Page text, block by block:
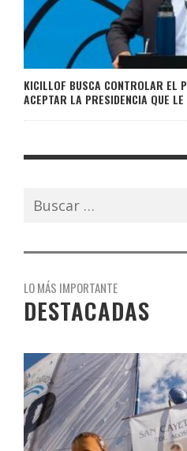
KICILLOF BUSCA CONTROLAR EL
ACEPTAR LA PRESIDENCIA QUE
Buscar:
LO MÁS IMPORTANTE
DESTACADAS